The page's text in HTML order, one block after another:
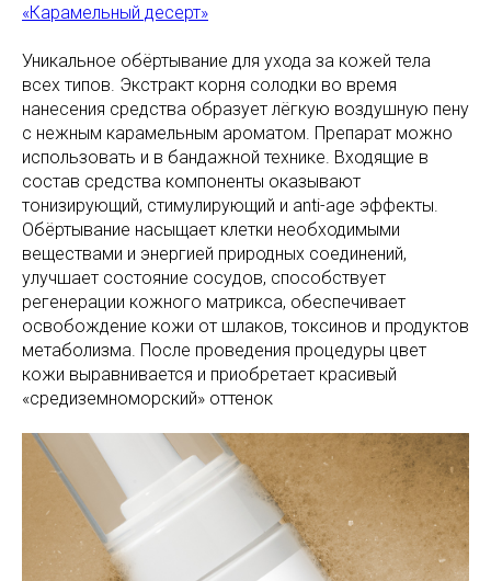
«Карамельный десерт»
Уникальное обёртывание для ухода за кожей тела
всех типов. Экстракт корня солодки во время
нанесения средства образует лёгкую воздушную пену
с нежным карамельным ароматом. Препарат можно
использовать и в бандажной технике. Входящие в
состав средства компоненты оказывают
тонизирующий, стимулирующий и anti-age эффекты.
Обёртывание насыщает клетки необходимыми
веществами и энергией природных соединений,
улучшает состояние сосудов, способствует
регенерации кожного матрикса, обеспечивает
освобождение кожи от шлаков, токсинов и продуктов
метаболизма. После проведения процедуры цвет
кожи выравнивается и приобретает красивый
«средиземноморский» оттенок